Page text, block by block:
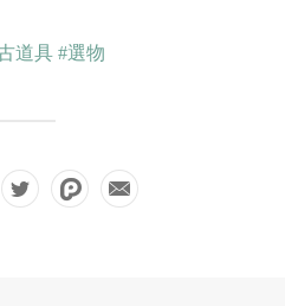
道具 #選物